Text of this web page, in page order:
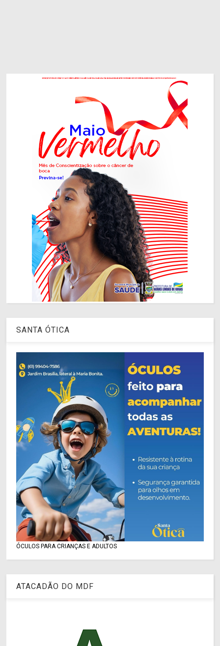
SANTA ÓTICA
ÓCULOS PARA CRIANÇAS E ADULTOS
ATACADÃO DO MDF